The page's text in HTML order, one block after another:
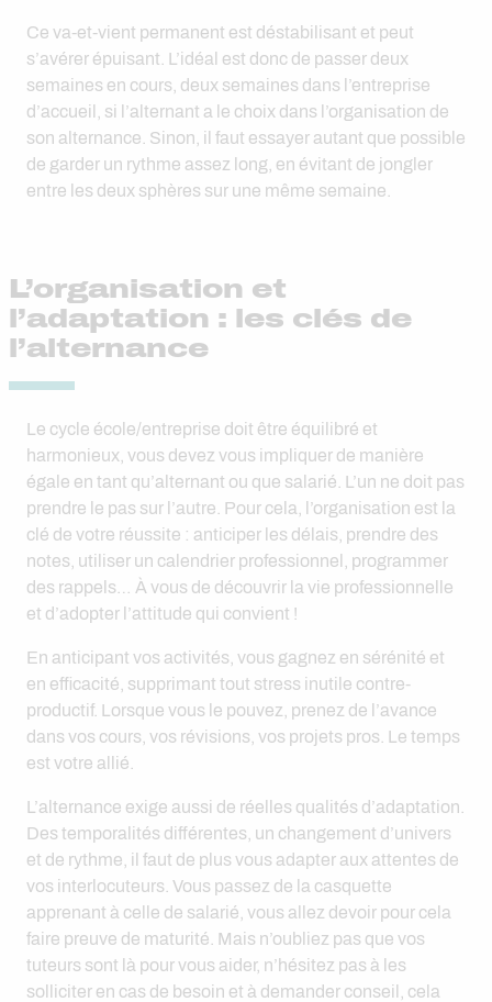
Ce va-et-vient permanent est déstabilisant et peut
s’avérer épuisant. L’idéal est donc de passer deux
semaines en cours, deux semaines dans l’entreprise
d’accueil, si l’alternant a le choix dans l’organisation de
son alternance. Sinon, il faut essayer autant que possible
de garder un rythme assez long, en évitant de jongler
entre les deux sphères sur une même semaine.
L’organisation et
l’adaptation : les clés de
l’alternance
Le cycle école/entreprise doit être équilibré et
harmonieux, vous devez vous impliquer de manière
égale en tant qu’alternant ou que salarié. L’un ne doit pas
prendre le pas sur l’autre. Pour cela, l’organisation est la
clé de votre réussite : anticiper les délais, prendre des
notes, utiliser un calendrier professionnel, programmer
des rappels… À vous de découvrir la vie professionnelle
et d’adopter l’attitude qui convient !
En anticipant vos activités, vous gagnez en sérénité et
en efficacité, supprimant tout stress inutile contre-
productif. Lorsque vous le pouvez, prenez de l’avance
dans vos cours, vos révisions, vos projets pros. Le temps
est votre allié.
L’alternance exige aussi de réelles qualités d’adaptation.
Des temporalités différentes, un changement d’univers
et de rythme, il faut de plus vous adapter aux attentes de
vos interlocuteurs. Vous passez de la casquette
apprenant à celle de salarié, vous allez devoir pour cela
faire preuve de maturité. Mais n’oubliez pas que vos
tuteurs sont là pour vous aider, n’hésitez pas à les
solliciter en cas de besoin et à demander conseil, cela